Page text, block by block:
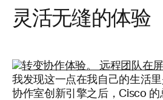
灵活无缝的体验
我发现这一点在我自己的生活
协作室创新引擎之后，Cisco